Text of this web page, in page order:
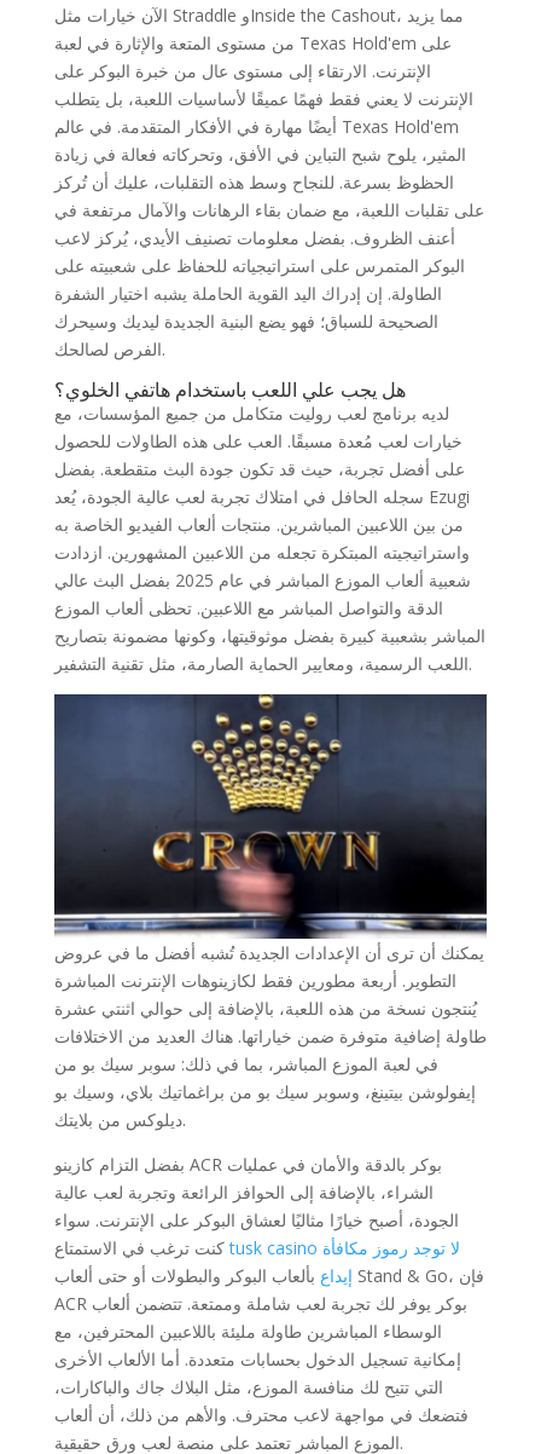
الآن خيارات مثل Straddle وInside the Cashout، مما يزيد
من مستوى المتعة والإثارة في لعبة Texas Hold'em على
الإنترنت. الارتقاء إلى مستوى عال من خبرة البوكر على
الإنترنت لا يعني فقط فهمًا عميقًا لأساسيات اللعبة، بل يتطلب
أيضًا مهارة في الأفكار المتقدمة. في عالم Texas Hold'em
المثير، يلوح شبح التباين في الأفق، وتحركاته فعالة في زيادة
الحظوظ بسرعة. للنجاح وسط هذه التقلبات، عليك أن تُركز
على تقلبات اللعبة، مع ضمان بقاء الرهانات والآمال مرتفعة في
أعنف الظروف. بفضل معلومات تصنيف الأيدي، يُركز لاعب
البوكر المتمرس على استراتيجياته للحفاظ على شعبيته على
الطاولة. إن إدراك اليد القوية الحاملة يشبه اختيار الشفرة
الصحيحة للسباق؛ فهو يضع البنية الجديدة ليديك وسيحرك
الفرص لصالحك.
هل يجب علي اللعب باستخدام هاتفي الخلوي؟
لديه برنامج لعب روليت متكامل من جميع المؤسسات، مع
خيارات لعب مُعدة مسبقًا. العب على هذه الطاولات للحصول
على أفضل تجربة، حيث قد تكون جودة البث متقطعة. بفضل
سجله الحافل في امتلاك تجربة لعب عالية الجودة، يُعد Ezugi
من بين اللاعبين المباشرين. منتجات ألعاب الفيديو الخاصة به
واستراتيجيته المبتكرة تجعله من اللاعبين المشهورين. ازدادت
شعبية ألعاب الموزع المباشر في عام 2025 بفضل البث عالي
الدقة والتواصل المباشر مع اللاعبين. تحظى ألعاب الموزع
المباشر بشعبية كبيرة بفضل موثوقيتها، وكونها مضمونة بتصاريح
اللعب الرسمية، ومعايير الحماية الصارمة، مثل تقنية التشفير.
يمكنك أن ترى أن الإعدادات الجديدة تُشبه أفضل ما في عروض
التطوير. أربعة مطورين فقط لكازينوهات الإنترنت المباشرة
يُنتجون نسخة من هذه اللعبة، بالإضافة إلى حوالي اثنتي عشرة
طاولة إضافية متوفرة ضمن خياراتها. هناك العديد من الاختلافات
في لعبة الموزع المباشر، بما في ذلك: سوبر سيك بو من
إيفولوشن بيتينغ، وسوبر سيك بو من براغماتيك بلاي، وسيك بو
ديلوكس من بلايتك.
بفضل التزام كازينو ACR بوكر بالدقة والأمان في عمليات
الشراء، بالإضافة إلى الحوافز الرائعة وتجربة لعب عالية
الجودة، أصبح خيارًا مثاليًا لعشاق البوكر على الإنترنت. سواء
كنت ترغب في الاستمتاعtusk casino لا توجد رموز مكافأة
إيداع بألعاب البوكر والبطولات أو حتى ألعاب Stand & Go، فإن
ACR بوكر يوفر لك تجربة لعب شاملة وممتعة. تتضمن ألعاب
الوسطاء المباشرين طاولة مليئة باللاعبين المحترفين، مع
إمكانية تسجيل الدخول بحسابات متعددة. أما الألعاب الأخرى
التي تتيح لك منافسة الموزع، مثل البلاك جاك والباكارات،
فتضعك في مواجهة لاعب محترف. والأهم من ذلك، أن ألعاب
الموزع المباشر تعتمد على منصة لعب ورق حقيقية.